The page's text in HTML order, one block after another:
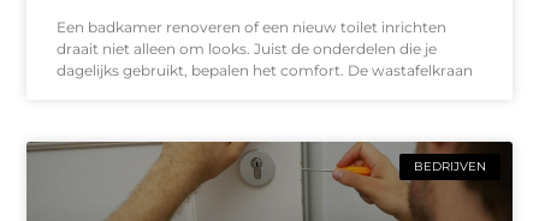
Een badkamer renoveren of een nieuw toilet inrichten
draait niet alleen om looks. Juist de onderdelen die je
dagelijks gebruikt, bepalen het comfort. De wastafelkraan
BEDRIJVEN